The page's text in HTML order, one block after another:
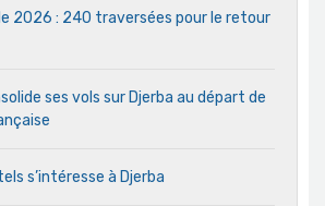
2026 : 240 traversées pour le retour
ses vols sur Djerba au départ de
s’intéresse à Djerba